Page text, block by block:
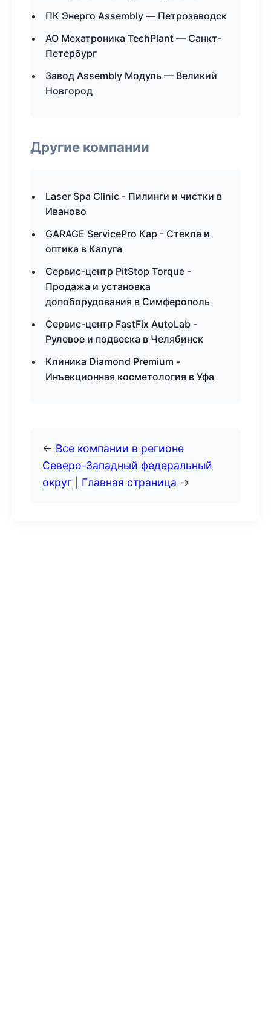
ПК Энерго Assembly — Петрозаводск
АО Мехатроника TechPlant — Санкт-
Петербург
Завод Assembly Модуль — Великий
Новгород
Другие компании
Laser Spa Clinic - Пилинги и чистки в
Иваново
GARAGE ServicePro Кар - Стекла и
оптика в Калуга
Сервис-центр PitStop Torque -
Продажа и установка
допоборудования в Симферополь
Сервис-центр FastFix AutoLab -
Рулевое и подвеска в Челябинск
Клиника Diamond Premium -
Инъекционная косметология в Уфа
← Все компании в регионе
Северо-Западный федеральный
округ
Главная страница →